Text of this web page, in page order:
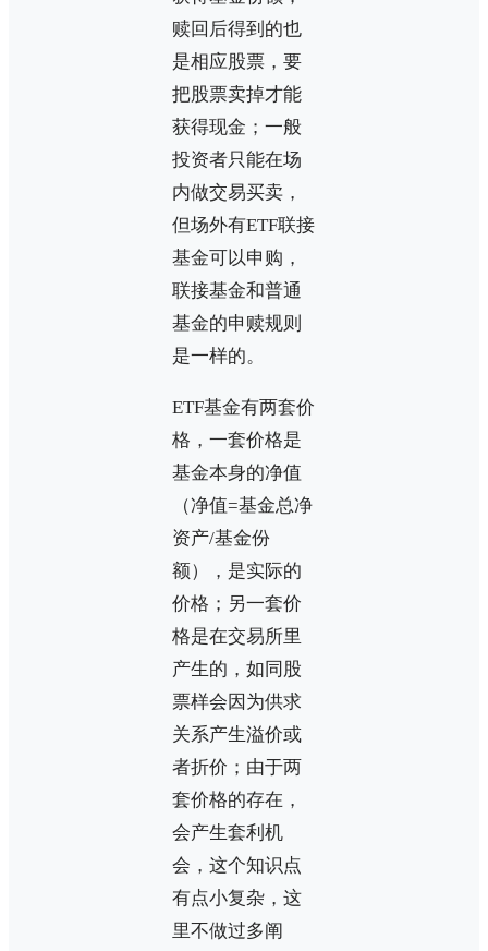
赎回后得到的也
是相应股票，要
把股票卖掉才能
获得现金；一般
投资者只能在场
内做交易买卖，
但场外有ETF联接
基金可以申购，
联接基金和普通
基金的申赎规则
是一样的。
ETF基金有两套价
格，一套价格是
基金本身的净值
（净值=基金总净
资产/基金份
额），是实际的
价格；另一套价
格是在交易所里
产生的，如同股
票样会因为供求
关系产生溢价或
者折价；由于两
套价格的存在，
会产生套利机
会，这个知识点
有点小复杂，这
里不做过多阐